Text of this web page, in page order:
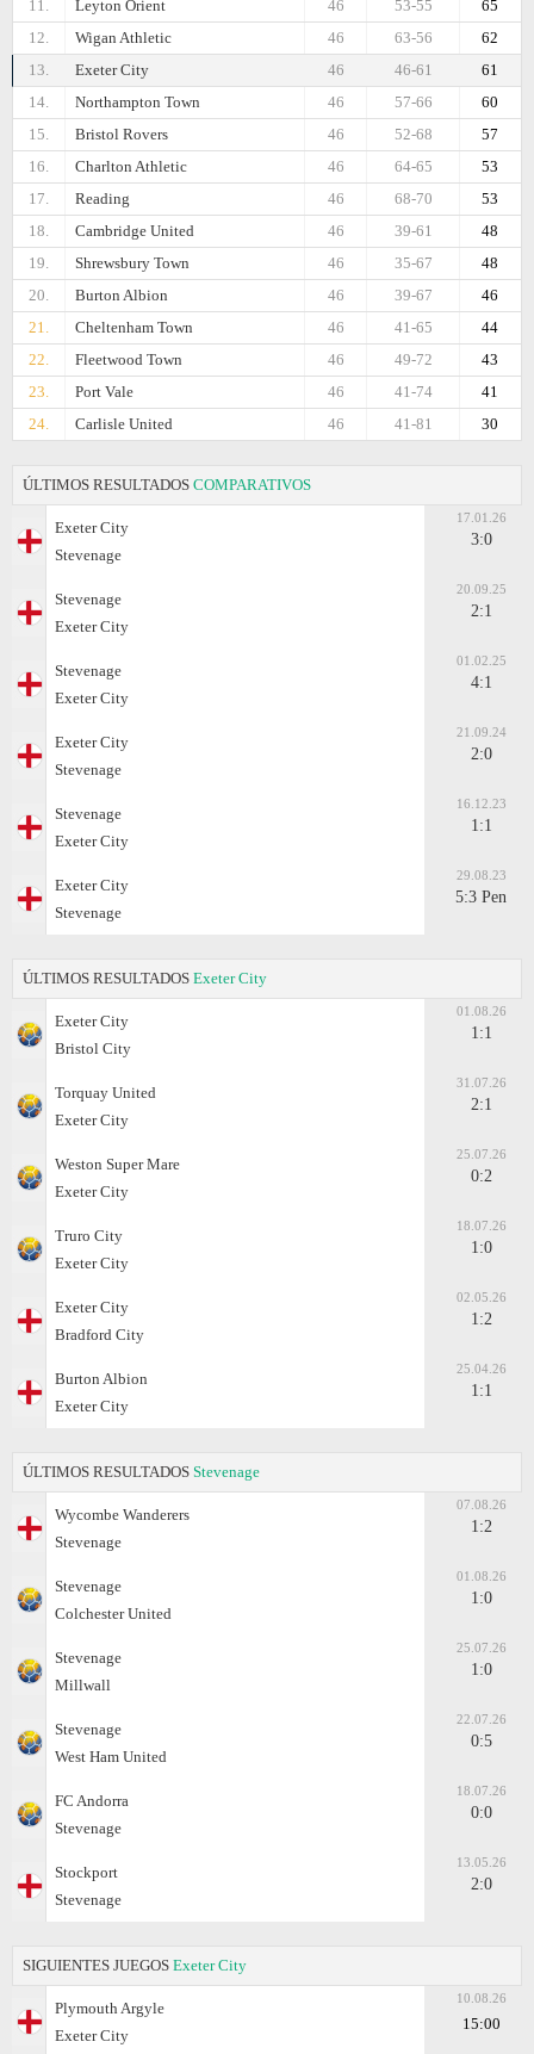
11. Leyton Orient 65
53-55
46
12.
Wigan Athletic 62
63-56
46
13.
Exeter City 61
46-61
46
14.
Northampton Town 60
57-66
46
15.
Bristol Rovers 57
52-68
46
16.
Charlton Athletic 53
64-65
46
17.
Reading 53
68-70
46
18.
Cambridge United 48
39-61
46
19.
Shrewsbury Town 48
35-67
46
20.
Burton Albion 46
39-67
46
21.
Cheltenham Town 44
41-65
46
22.
Fleetwood Town 43
49-72
46
23.
Port Vale 41
41-74
46
24.
Carlisle United 30
41-81
46
ÚLTIMOS RESULTADOS COMPARATIVOS
Exeter City
Stevenage
17.01.26
3:0
Stevenage
Exeter City
20.09.25
2:1
Stevenage
Exeter City
01.02.25
4:1
Exeter City
Stevenage
21.09.24
2:0
Stevenage
Exeter City
16.12.23
1:1
Exeter City
Stevenage
29.08.23
5:3 Pen
ÚLTIMOS RESULTADOS Exeter City
Exeter City
Bristol City
01.08.26
1:1
Torquay United
Exeter City
31.07.26
2:1
Weston Super Mare
Exeter City
25.07.26
0:2
Truro City
Exeter City
18.07.26
1:0
Exeter City
Bradford City
02.05.26
1:2
Burton Albion
Exeter City
25.04.26
1:1
ÚLTIMOS RESULTADOS Stevenage
Wycombe Wanderers
Stevenage
07.08.26
1:2
Stevenage
Colchester United
01.08.26
1:0
Stevenage
Millwall
25.07.26
1:0
Stevenage
West Ham United
22.07.26
0:5
FC Andorra
Stevenage
18.07.26
0:0
Stockport
Stevenage
13.05.26
2:0
SIGUIENTES JUEGOS Exeter City
Plymouth Argyle
Exeter City
10.08.26
15:00